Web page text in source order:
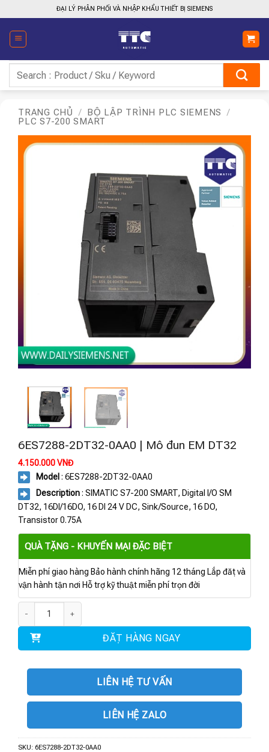
qua
nội
dung
ĐẠI LÝ PHÂN PHỐI VÀ NHẬP KHẨU THIẾT BỊ SIEMENS
kiếm:
TRANG CHỦ / BỘ LẬP TRÌNH PLC SIEMENS
/
PLC S7-200 SMART
6ES7288-2DT32-0AA0 | Mô đun EM DT32
4.150.000VNĐ
Model : 6ES7288-2DT32-0AA0
Description: SIMATIC S7-200 SMART, Digital I/O SM
DT32, 16DI/16DO, 16 DI 24 V DC, Sink/Source, 16 DO,
Transistor 0.75A
QUÀ TẶNG - KHUYẾN MẠI ĐẶC BIỆT
Miễn phí giao hàng Bảo hành chính hãng 12 tháng Lắp đặt và
vận hành tận nơi Hỗ trợ kỹ thuật miễn phí trọn đời
ĐẶT HÀNG NGAY
LIÊN HỆ TƯ VẤN
LIÊN HỆ ZALO
SKU: 6ES7288-2DT32-0AA0